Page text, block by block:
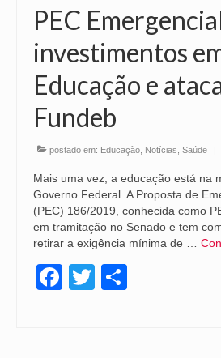
PEC
investimentos
Educação e
Fundeb
postado em: Educação Notícias Saúde
Mais uma vez, a educação está na
Governo Federal. A Proposta de
(PEC) 186/2019, conhecida como
em tramitação no Senado e tem
retirar a exigência mínima de …
Facebook
Twitter